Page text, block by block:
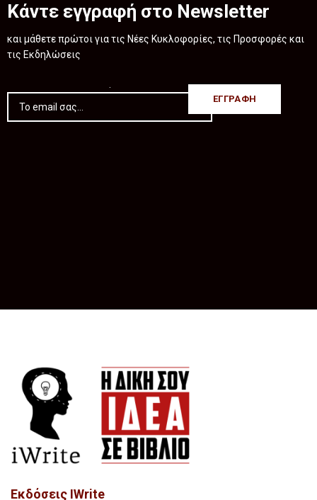
Κάντε εγγραφή στο Newsletter
και μάθετε πρώτοι για τις Νέες Κυκλοφορίες, τις Προσφορές και
τις Εκδηλώσεις
Εκδόσεις IWrite